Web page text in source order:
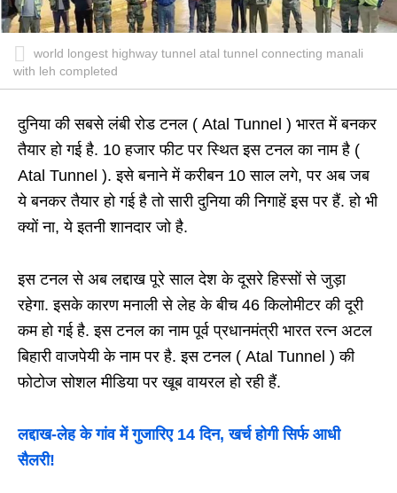
world longest highway tunnel atal tunnel connecting manali
with leh completed
दुनिया की सबसे लंबी रोड टनल ( Atal Tunnel ) भारत में बनकर
तैयार हो गई है. 10 हजार फीट पर स्थित इस टनल का नाम है (
Atal Tunnel ). इसे बनाने में करीबन 10 साल लगे, पर अब जब
ये बनकर तैयार हो गई है तो सारी दुनिया की निगाहें इस पर हैं. हो भी
क्यों ना, ये इतनी शानदार जो है.
इस टनल से अब लद्दाख पूरे साल देश के दूसरे हिस्सों से जुड़ा
रहेगा. इसके कारण मनाली से लेह के बीच 46 किलोमीटर की दूरी
कम हो गई है. इस टनल का नाम पूर्व प्रधानमंत्री भारत रत्न अटल
बिहारी वाजपेयी के नाम पर है. इस टनल ( Atal Tunnel ) की
फोटोज सोशल मीडिया पर खूब वायरल हो रही हैं.
लद्दाख-लेह के गांव में गुजारिए 14 दिन, खर्च होगी सिर्फ आधी
सैलरी!